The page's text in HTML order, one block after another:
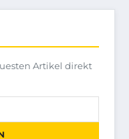
Artikel direkt